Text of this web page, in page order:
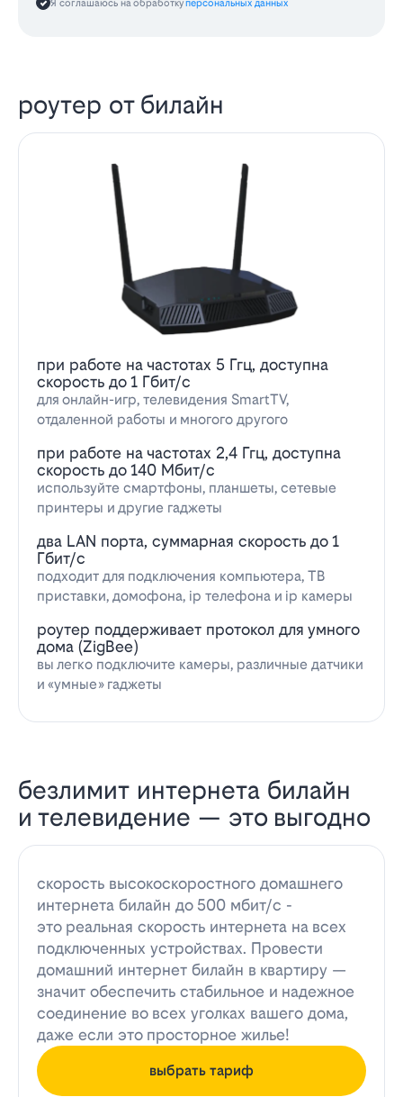
Я соглашаюсь на обработкуперсональных данных
роутер от билайн
при работе на частотах 5 Ггц, доступна
скорость до 1 Гбит/с
для онлайн-игр, телевидения SmartTV,
отдаленной работы и многого другого
при работе на частотах 2,4 Ггц, доступна
скорость до 140 Мбит/с
используйте смартфоны, планшеты, сетевые
принтеры и другие гаджеты
два LAN порта, суммарная скорость до 1
Гбит/с
подходит для подключения компьютера, ТВ
приставки, домофона, ip телефона и ip камеры
роутер поддерживает протокол для умного
дома (ZigBee)
вы легко подключите камеры, различные датчики
и «умные» гаджеты
безлимит интернета билайн
и телевидение — это выгодно
скорость высокоскоростного домашнего
интернета билайн до 500 мбит/с -
это реальная скорость интернета на всех
подключенных устройствах. Провести
домашний интернет билайн в квартиру —
значит обеспечить стабильное и надежное
соединение во всех уголках вашего дома,
даже если это просторное жилье!
выбрать тариф